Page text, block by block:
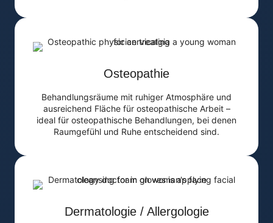
Osteopathie
Behandlungsräume mit ruhiger Atmosphäre und
ausreichend Fläche für osteopathische Arbeit –
ideal für osteopathische Behandlungen, bei denen
Raumgefühl und Ruhe entscheidend sind.
Dermatologie / Allergologie